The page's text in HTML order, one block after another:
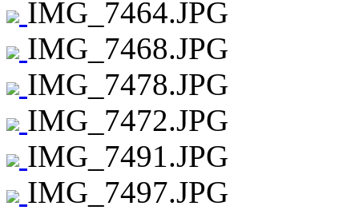
IMG_7464.JPG
IMG_7468.JPG
IMG_7478.JPG
IMG_7472.JPG
IMG_7491.JPG
IMG_7497.JPG